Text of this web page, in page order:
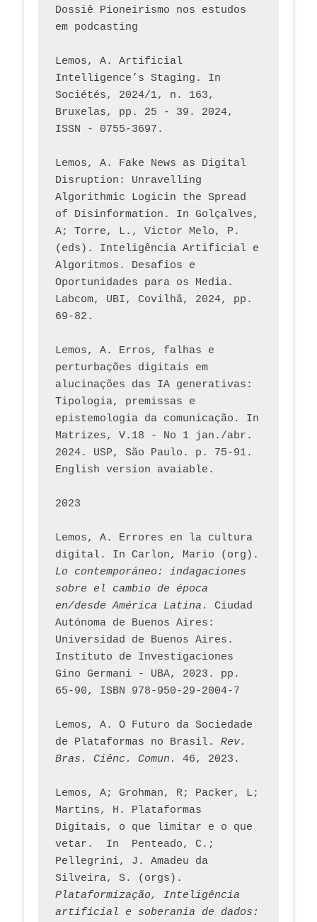
Dossiê Pioneirismo nos estudos
em podcasting
Lemos, A. Artificial
Intelligence’s Staging. In
Sociétés, 2024/1, n. 163,
Bruxelas, pp. 25 - 39. 2024,
ISSN - 0755-3697.
Lemos, A. Fake News as Digital
Disruption: Unravelling
Algorithmic Logicin the Spread
of Disinformation. In Golçalves,
A; Torre, L., Victor Melo, P.
(eds). Inteligência Artificial e
Algoritmos. Desafios e
Oportunidades para os Media.
Labcom, UBI, Covilhã, 2024, pp.
69-82.
Lemos, A. Erros, falhas e
perturbações digitais em
alucinações das IA generativas:
Tipologia, premissas e
epistemologia da comunicação. In
Matrizes, V.18 - No 1 jan./abr.
2024. USP, São Paulo. p. 75-91.
English version avaiable.
2023
Lemos, A. Errores en la cultura
Lo contemporáneo: indagaciones
sobre el cambio de época
en/desde América Latina.
Ciudad
Autónoma de Buenos Aires:
Universidad de Buenos Aires.
Instituto de Investigaciones
Gino Germani - UBA, 2023. pp.
65-90, ISBN 978-950-29-2004-7
Lemos, A. O Futuro da Sociedade
de Plataformas no Brasil. Rev.
Bras. Ciênc. Comun.
Lemos, A; Grohman, R; Packer, L;
Martins, H. Plataformas
Digitais, o que limitar e o que
vetar.  In  Penteado, C.;
Pellegrini, J. Amadeu da
Plataformização, Inteligência
artificial e soberania de dados: